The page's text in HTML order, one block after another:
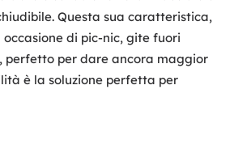
Questa sua caratteristica,
di pic-nic, gite fuori
perfetto per dare ancora maggior
è la soluzione perfetta per